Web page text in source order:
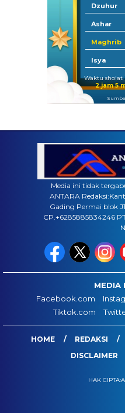
Dzuhur
Ashar
Maghrib
Isya
Waktu sholat
2 jam 5
Media ini tidak
ANTARA
Gading Permai blok
CP.+6285885834246
MEDIA
Facebook.com
Tiktok.com
HOME REDAKSI
DISCLAIMER
HAK